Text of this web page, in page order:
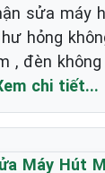
sửa máy
hỏng
, đèn không
chi tiết...